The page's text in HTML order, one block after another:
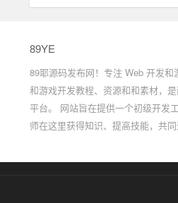
89YE
89耶源码发布网！专注 Web 开发
和游戏开发教程、资源和和素材，
平台。 网站旨在提供一个初级开发
师在这里获得知识、提高技能，共同